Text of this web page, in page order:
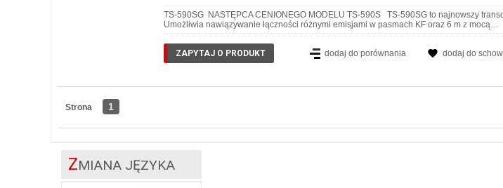
TS-590SG NASTĘPCA CENIONEGO MODELU TS-590S TS-590SG to najnowszy
Umożliwia nawiązywanie łączności różnymi emisjami w pasmach KF oraz 6 m z mocą…
ZAPYTAJ O PRODUKT dodaj do porównania dodaj do
Strona 1
ZMIANA JĘZYKA